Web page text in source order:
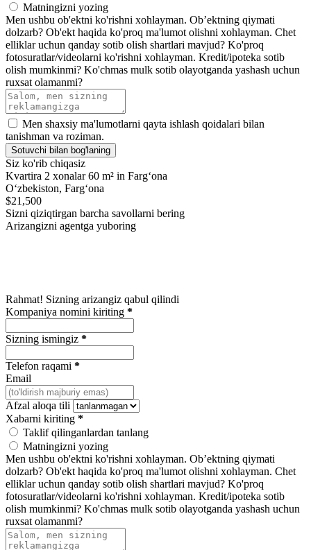
Matningizni yozing
Men ushbu ob'ektni ko'rishni xohlayman. Ob’ektning qiymati
dolzarb? Ob'ekt haqida ko'proq ma'lumot olishni xohlayman. Chet
elliklar uchun qanday sotib olish shartlari mavjud? Ko'proq
fotosuratlar/videolarni ko'rishni xohlayman. Kredit/ipoteka sotib
olish mumkinmi? Ko'chmas mulk sotib olayotganda yashash uchun
ruxsat olamanmi?
Men shaxsiy ma'lumotlarni qayta ishlash qoidalari bilan
tanishman va roziman.
Sotuvchi bilan bog'laning
Siz ko'rib chiqasiz
Kvartira 2 xonalar 60 m² in Fargʻona
Oʻzbekiston, Fargʻona
$21,500
Sizni qiziqtirgan barcha savollarni bering
Arizangizni agentga yuboring
Rahmat! Sizning arizangiz qabul qilindi
Kompaniya nomini kiriting *
Sizning ismingiz *
Telefon raqami *
Email
Afzal aloqa tili
Xabarni kiriting *
Taklif qilinganlardan tanlang
Matningizni yozing
Men ushbu ob'ektni ko'rishni xohlayman. Ob’ektning qiymati
dolzarb? Ob'ekt haqida ko'proq ma'lumot olishni xohlayman. Chet
elliklar uchun qanday sotib olish shartlari mavjud? Ko'proq
fotosuratlar/videolarni ko'rishni xohlayman. Kredit/ipoteka sotib
olish mumkinmi? Ko'chmas mulk sotib olayotganda yashash uchun
ruxsat olamanmi?